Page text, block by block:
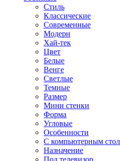
Стиль
Классические
Современные
Модерн
Хай-тек
Цвет
Белые
Венге
Светлые
Темные
Размер
Мини стенки
Форма
Угловые
Особенности
С компьютерным
Назначение
Под телевизор